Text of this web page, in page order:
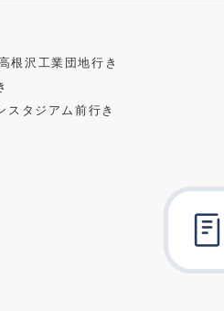
根沢工業団地行き
スタジアム前行き